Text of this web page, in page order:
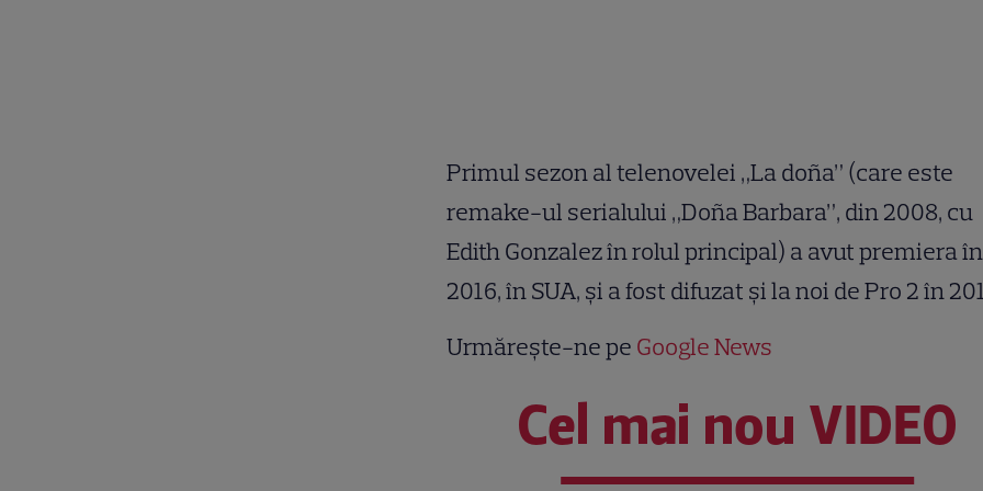
Primul sezon al telenovelei „La doña” (care este
remake-ul serialului „Doña Barbara”, din 2008, cu
Edith Gonzalez în rolul principal) a avut premiera în
2016, în SUA, şi a fost difuzat şi la noi de Pro 2 în
Urmărește-ne pe Google News
Cel mai nou VIDEO